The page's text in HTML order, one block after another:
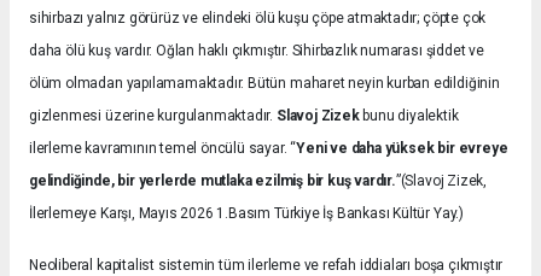
sihirbazı yalnız görürüz ve elindeki ölü kuşu çöpe atmaktadır; çöpte çok
daha ölü kuş vardır. Oğlan haklı çıkmıştır. Sihirbazlık numarası şiddet ve
ölüm olmadan yapılamamaktadır. Bütün maharet neyin kurban edildiğinin
gizlenmesi üzerine kurgulanmaktadır. Slavoj Zizekbunu diyalektik
ilerleme kavramının temel öncülü sayar. “Yeni ve daha yüksek bir evreye
gelindiğinde, bir yerlerde mutlaka ezilmiş bir kuş vardır.”(Slavoj Zizek,
İlerlemeye Karşı, Mayıs 2026 1.Basım Türkiye İş Bankası Kültür Yay.)
Neoliberal kapitalist sistemin tüm ilerleme ve refah iddiaları boşa çıkmıştır